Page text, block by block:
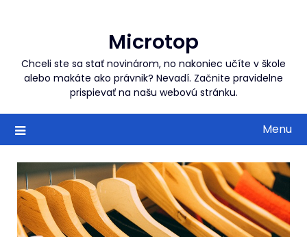
Microtop
Chceli ste sa stať novinárom, no nakoniec učíte v škole
alebo makáte ako právnik? Nevadí. Začnite pravidelne
prispievať na našu webovú stránku.
Menu